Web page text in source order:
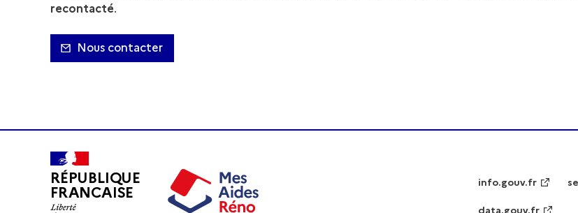
recontacté.
Nous contacter
RÉPUBLIQUE
FRANCAISE
info.gouv.fr
data.gouv.fr